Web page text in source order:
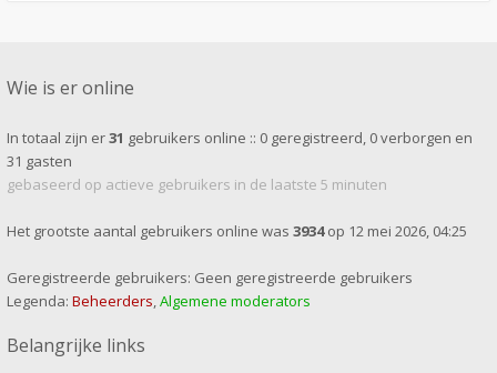
Wie is er online
In totaal zijn er31 gebruikers online :: 0 geregistreerd, 0 verborgen en
31 gasten
gebaseerd op actieve gebruikers in de laatste 5 minuten
Het grootste aantal gebruikers online was 3934op 12 mei 2026, 04:25
Geregistreerde gebruikers: Geen geregistreerde gebruikers
Legenda: Beheerders,Algemene moderators
Belangrijke links